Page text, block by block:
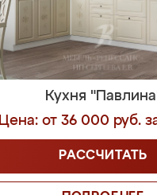
Кухня
Цена: от 36 000 руб.
РАССЧИТАТЬ